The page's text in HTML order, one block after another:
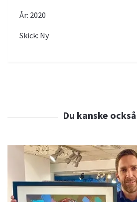
År: 2020
Skick: Ny